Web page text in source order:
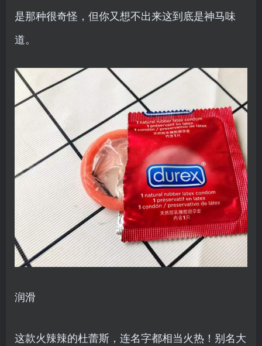
是那种很奇怪，但你又想不出来这到底是神马味
道。
润滑
这款火辣辣的杜蕾斯，连名字都相当火热！别名大